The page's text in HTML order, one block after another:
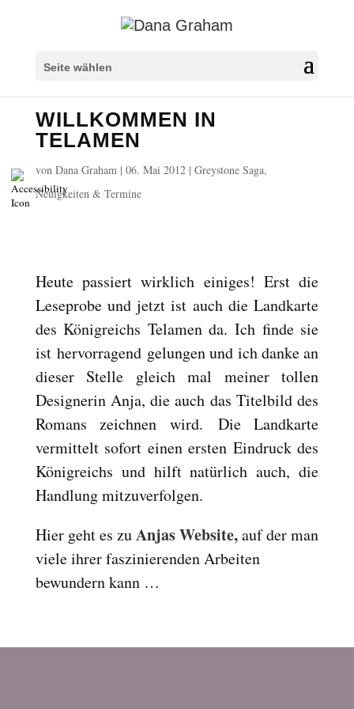
Seite wählen
WILLKOMMEN IN
TELAMEN
von Dana Graham| 06. Mai 2012| Greystone Saga,
Neuigkeiten & Termine
Heute passiert wirklich einiges! Erst die
Leseprobe und jetzt ist auch die Landkarte
des Königreichs Telamen da. Ich finde sie
ist hervorragend gelungen und ich danke an
dieser Stelle gleich mal meiner tollen
Designerin Anja, die auch das Titelbild des
Romans zeichnen wird. Die Landkarte
vermittelt sofort einen ersten Eindruck des
Königreichs und hilft natürlich auch, die
Handlung mitzuverfolgen.
Hier geht es zuAnjas Website,auf der man
viele ihrer faszinierenden Arbeiten
bewundern kann …
Überschriften markieren
settings
zoom_out Herauszoomen
zoom_in Vergrößern
remove_circle_outline Schrift verkleinern
add_circle_outline Schrift vergrößern
brightness_low Dunkler Kontrast
format_underlined Links unterstreichen
font_download Links markieren
Reset
options
cached